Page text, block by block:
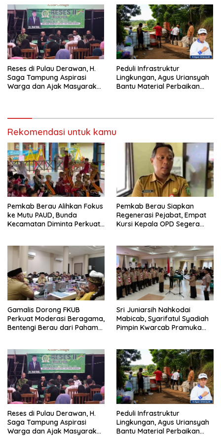
Reses di Pulau Derawan, H.
Saga Tampung Aspirasi
Warga dan Ajak Masyarakat
Peduli Infrastruktur
Lingkungan, Agus Uriansyah
Bantu Material Perbaikan
Rekomendasi untuk kamu
Pemkab Berau Alihkan Fokus
ke Mutu PAUD, Bunda
Kecamatan Diminta Perkuat
Pemkab Berau Siapkan
Regenerasi Pejabat, Empat
Kursi Kepala OPD Segera
Gamalis Dorong FKUB
Perkuat Moderasi Beragama,
Bentengi Berau dari Paham
Sri Juniarsih Nahkodai
Mabicab, Syarifatul Syadiah
Pimpin Kwarcab Pramuka
Reses di Pulau Derawan, H.
Saga Tampung Aspirasi
Warga dan Ajak Masyarakat
Peduli Infrastruktur
Lingkungan, Agus Uriansyah
Bantu Material Perbaikan